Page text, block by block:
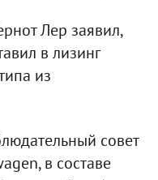
Лер заявил,
в лизинг
из
совет
в составе